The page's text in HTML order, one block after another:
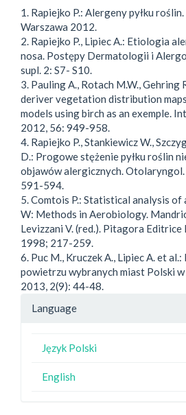
1. Rapiejko P.: Alergeny pyłku
Warszawa 2012.
2. Rapiejko P., Lipiec A.: Etiologia
nosa. Postępy Dermatologii i
supl. 2: S7- S10.
3. Pauling A., Rotach M.W., Gehring
deriver vegetation distribution
models using birch as an exemple.
2012, 56: 949-958.
4. Rapiejko P., Stankiewicz W.,
D.: Progowe stężenie pyłku roślin
objawów alergicznych.
591-594.
5. Comtois P.: Statistical analysis of
W: Methods in Aerobiology.
Levizzani V. (red.). Pitagora
1998; 217-259.
6. Puc M., Kruczek A., Lipiec A. et al.:
powietrzu wybranych miast Polski
2013, 2(9): 44-48.
Language
Język Polski
English